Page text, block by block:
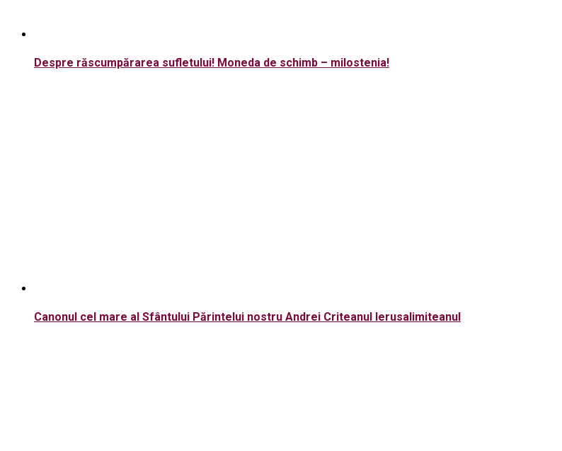
Despre răscumpărarea sufletului! Moneda de schimb – milostenia!
Canonul cel mare al Sfântului Părintelui nostru Andrei Criteanul Ierusalimiteanul